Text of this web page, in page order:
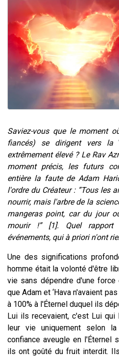
Il reste 49
Eva vient de
3 personnes
Saviez-vous que le moment
fiancés) se dirigent vers la
extrêmement élevé ? Le Rav
moment précis, les futurs
entière la faute de Adam
l'ordre du Créateur : ”Tous les
nourrir, mais l'arbre de la
mangeras point, car du jour
mourir !” [1]. Quel
événements, qui à priori n'ont
Une des significations
homme était la volonté d'être
vie sans dépendre d'une force
que Adam et ‘Hava n'avaient
à 100% à l'Éternel duquel ils
Lui ils recevaient, c'est Lui qui
leur vie uniquement selon
confiance aveugle en l'Éternel
ils ont goûté du fruit interdit.